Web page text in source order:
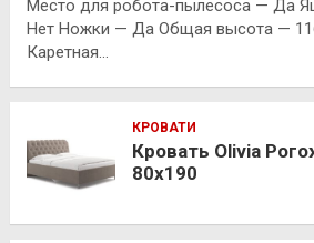
Место для робота-пылесоса — Да
Нет Ножки — Да Общая высота —
Каретная…
КРОВАТИ
Кровать Olivia
80х190